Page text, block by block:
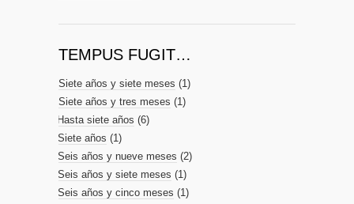
TEMPUS FUGIT…
Siete años y siete meses (1)
Siete años y tres meses (1)
Hasta siete años (6)
Siete años (1)
Seis años y nueve meses (2)
Seis años y siete meses (1)
Seis años y cinco meses (1)